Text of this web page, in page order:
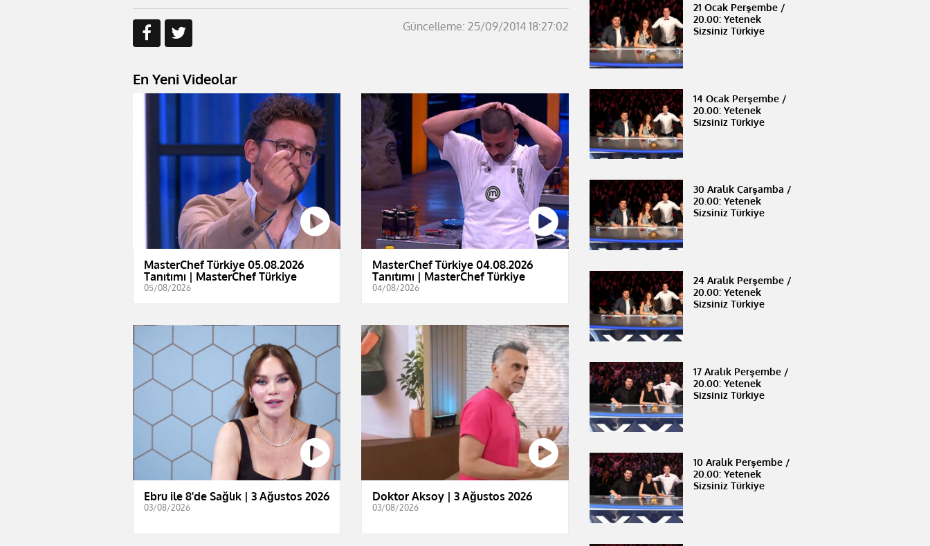
Güncelleme: 25/09/2014 18:27:02
En Yeni Videolar
MasterChef Türkiye 05.08.2026
Tanıtımı | MasterChef Türkiye
05/08/2026
MasterChef Türkiye 04.08.2026
Tanıtımı | MasterChef Türkiye
04/08/2026
Ebru ile 8'de Sağlık | 3 Ağustos 2026
03/08/2026
Doktor Aksoy | 3 Ağustos 2026
03/08/2026
21 Ocak Perşembe /
20.00: Yetenek
Sizsiniz Türkiye
14 Ocak Perşembe /
20.00: Yetenek
Sizsiniz Türkiye
30 Aralık Çarşamba /
20.00: Yetenek
Sizsiniz Türkiye
24 Aralık Perşembe /
20.00: Yetenek
Sizsiniz Türkiye
17 Aralık Perşembe /
20.00: Yetenek
Sizsiniz Türkiye
10 Aralık Perşembe /
20.00: Yetenek
Sizsiniz Türkiye